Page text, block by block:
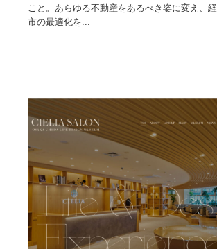
こと。あらゆる不動産をあるべき姿に変え、
市の最適化を...